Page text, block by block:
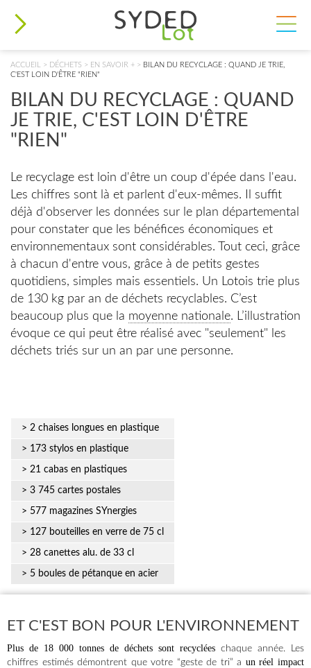
VOUS ÊTES ICI
ACCUEIL > DÉCHETS > EN SAVOIR + > BILAN DU RECYCLAGE : QUAND JE TRIE,
C'EST LOIN D'ÊTRE "RIEN"
BILAN DU RECYCLAGE : QUAND
JE TRIE, C'EST LOIN D'ÊTRE
"RIEN"
Le recyclage est loin d'être un coup d'épée dans l'eau.
Les chiffres sont là et parlent d'eux-mêmes. Il suffit
déjà d'observer les données sur le plan départemental
pour constater que les bénéfices économiques et
environnementaux sont considérables. Tout ceci, grâce
à chacun d'entre vous, grâce à de petits gestes
quotidiens, simples mais essentiels. Un Lotois trie plus
de 130 kg par an de déchets recyclables. C’est
beaucoup plus que la moyenne nationale. L’illustration
évoque ce qui peut être réalisé avec "seulement" les
déchets triés sur un an par une personne.
> 2 chaises longues en plastique
> 173 stylos en plastique
> 21 cabas en plastiques
> 3 745 cartes postales
> 577 magazines SYnergies
> 127 bouteilles en verre de 75 cl
> 28 canettes alu. de 33 cl
> 5 boules de pétanque en acier
ET C'EST BON POUR L'ENVIRONNEMENT
Plus de 18 000 tonnes de déchets sont recyclées chaque année. Les
chiffres estimés démontrent que votre “geste de tri” a un réel impact